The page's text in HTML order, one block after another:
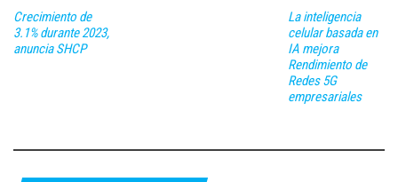
Crecimiento de
3.1% durante 2023,
anuncia SHCP
La inteligencia
celular basada en
IA mejora
Rendimiento de
Redes 5G
empresariales